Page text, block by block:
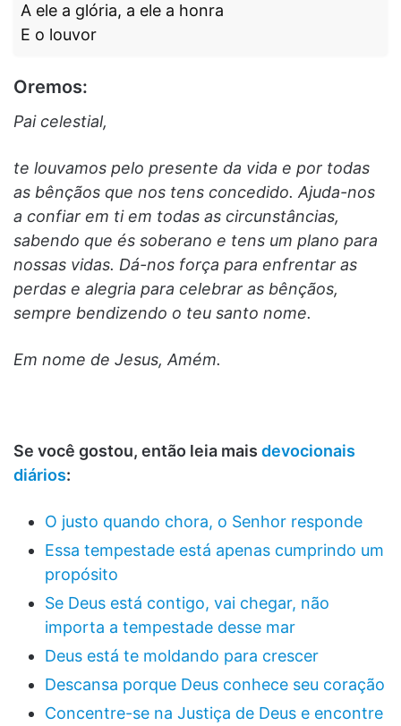
A ele a glória, a ele a honra
E o louvor
Oremos:
Pai celestial,
te louvamos pelo presente da vida e por todas
as bênçãos que nos tens concedido. Ajuda-nos
a confiar em ti em todas as circunstâncias,
sabendo que és soberano e tens um plano para
nossas vidas. Dá-nos força para enfrentar as
perdas e alegria para celebrar as bênçãos,
sempre bendizendo o teu santo nome.
Em nome de Jesus, Amém.
Se você gostou, então leia mais devocionais
diários:
O justo quando chora, o Senhor responde
Essa tempestade está apenas cumprindo um
propósito
Se Deus está contigo, vai chegar, não
importa a tempestade desse mar
Deus está te moldando para crescer
Descansa porque Deus conhece seu coração
Concentre-se na Justiça de Deus e encontre